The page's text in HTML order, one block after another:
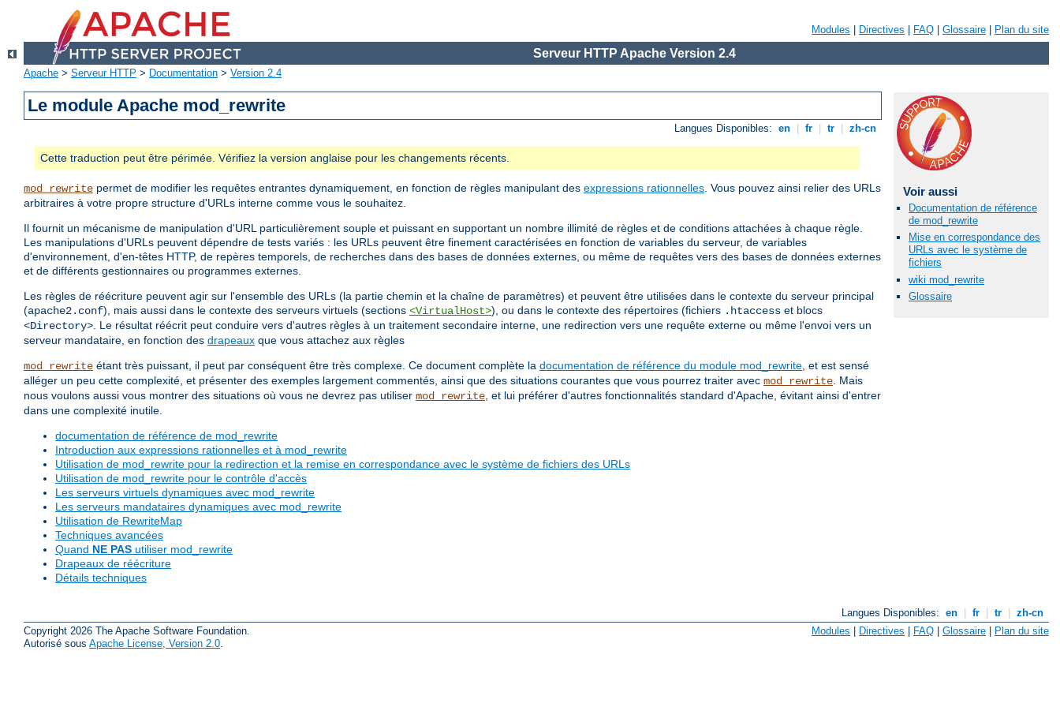
Modules Directives FAQ Glossaire Plan du site
Serveur HTTP Apache Version 2.4
Apache > Serveur HTTP > Documentation > Version 2.4
Le module Apache mod_rewrite
Langues Disponibles: en fr tr zh-cn
Cette traduction peut être périmée. Vérifiez la version anglaise pour les changements récents.
mod_rewrite permet de modifier les requêtes entrantes dynamiquement, en fonction de règles manipulant des expressions rationnelles. Vous pouvez ainsi relier des URLs
arbitraires à votre propre structure d'URLs interne comme vous le souhaitez.
Il fournit un mécanisme de manipulation d'URL particulièrement souple et puissant en supportant un nombre illimité de règles et de conditions attachées à chaque règle.
Les manipulations d'URLs peuvent dépendre de tests variés : les URLs peuvent être finement caractérisées en fonction de variables du serveur, de variables
d'environnement, d'en-têtes HTTP, de repères temporels, de recherches dans des bases de données externes, ou même de requêtes vers des bases de données externes
et de différents gestionnaires ou programmes externes.
Les règles de réécriture peuvent agir sur l'ensemble des URLs (la partie chemin et la chaîne de paramètres) et peuvent être utilisées dans le contexte du serveur principal
(apache2.conf), mais aussi dans le contexte des serveurs virtuels (sections <VirtualHost>), ou dans le contexte des répertoires (fichiers .htaccess et blocs
<Directory>. Le résultat réécrit peut conduire vers d'autres règles à un traitement secondaire interne, une redirection vers une requête externe ou même l'envoi vers un
serveur mandataire, en fonction des drapeaux que vous attachez aux règles
mod_rewrite étant très puissant, il peut par conséquent être très complexe. Ce document complète la documentation de référence du module mod_rewrite, et est sensé
alléger un peu cette complexité, et présenter des exemples largement commentés, ainsi que des situations courantes que vous pourrez traiter avec mod_rewrite. Mais
nous voulons aussi vous montrer des situations où vous ne devrez pas utiliser mod_rewrite, et lui préférer d'autres fonctionnalités standard d'Apache, évitant ainsi d'entrer
dans une complexité inutile.
documentation de référence de mod_rewrite
Introduction aux expressions rationnelles et à mod_rewrite
Utilisation de mod_rewrite pour la redirection et la remise en correspondance avec le système de fichiers des URLs
Utilisation de mod_rewrite pour le contrôle d'accès
Les serveurs virtuels dynamiques avec mod_rewrite
Les serveurs mandataires dynamiques avec mod_rewrite
Utilisation de RewriteMap
Techniques avancées
Quand NE PAS utiliser mod_rewrite
Drapeaux de réécriture
Détails techniques
Voir aussi
Documentation de référence
de mod_rewrite
Mise en correspondance des
URLs avec le système de
fichiers
wiki mod_rewrite
Glossaire
Langues Disponibles: en fr tr
zh-cn
Copyright 2026 The Apache Software Foundation.
Autorisé sous Apache License, Version 2.0
Modules | Directives | FAQ | Glossaire | Plan du site